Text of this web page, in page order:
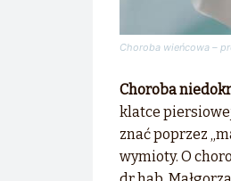
Choroba wieńcowa –
Choroba
klatce
znać poprzez
wymioty. O